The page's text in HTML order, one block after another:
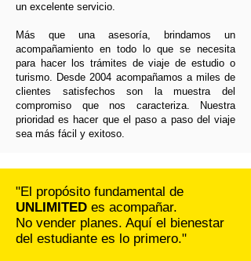
un excelente servicio.
Más que una asesoría, brindamos un
acompañamiento en todo lo que se necesita
para hacer los trámites de viaje de estudio o
turismo. Desde 2004 acompañamos a miles de
clientes satisfechos son la muestra del
compromiso que nos caracteriza. Nuestra
prioridad es hacer que el paso a paso del viaje
sea más fácil y exitoso.
"El propósito fundamental de
UNLIMITED es acompañar.
No vender planes. Aquí el bienestar
del estudiante es lo primero."